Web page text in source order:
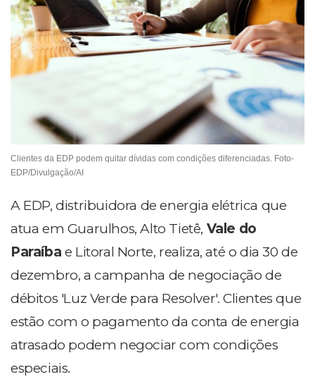
Clientes da EDP podem quitar dívidas com condições diferenciadas. Foto-
EDP/Divulgação/AI
A EDP, distribuidora de energia elétrica que
atua em Guarulhos, Alto Tietê, Vale do
Paraíba e Litoral Norte, realiza, até o dia 30 de
dezembro, a campanha de negociação de
débitos 'Luz Verde para Resolver'. Clientes que
estão com o pagamento da conta de energia
atrasado podem negociar com condições
especiais.